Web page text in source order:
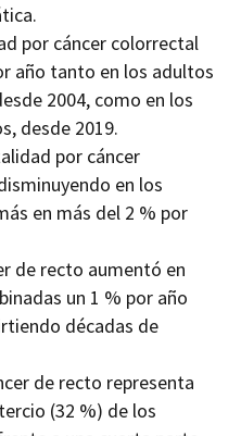
por cáncer colorrectal
año tanto en los adultos
2004, como en los
desde 2019.
por cáncer
en los
en más del 2 % por
de recto aumentó en
un 1 % por año
décadas de
de recto representa
(32 %) de los